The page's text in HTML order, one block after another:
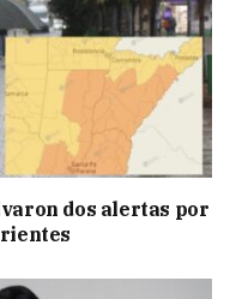
dos alertas por